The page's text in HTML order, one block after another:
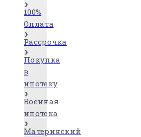
100%
Оплата
Рассрочка
Покупка
в
ипотеку
Военная
ипотека
Материнский